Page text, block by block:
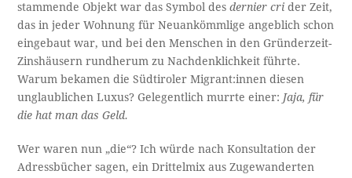
stammende Objekt war das Symbol desdernier crider Zeit,
das in jeder Wohnung für Neuankömmlige angeblich schon
eingebaut war, und bei den Menschen in den Gründerzeit-
Zinshäusern rundherum zu Nachdenklichkeit führte.
Warum bekamen die Südtiroler Migrant:innen diesen
unglaublichen Luxus? Gelegentlich murrte einer: Jaja, für
die hat man das Geld.
Wer waren nun „die“? Ich würde nach Konsultation der
Adressbücher sagen, ein Drittelmix aus Zugewanderten